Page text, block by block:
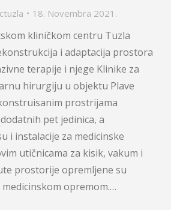
18. Novembra 2021.
kliničkom centru Tuzla
i adaptacija prostora
terapije i njege Klinike za
hirurgiju u objektu Plave
prostrijama
pet jedinica, a
i instalacije za medicinske
utičnicama za kisik, vakum i
prostorije opremljene su
opremom.…